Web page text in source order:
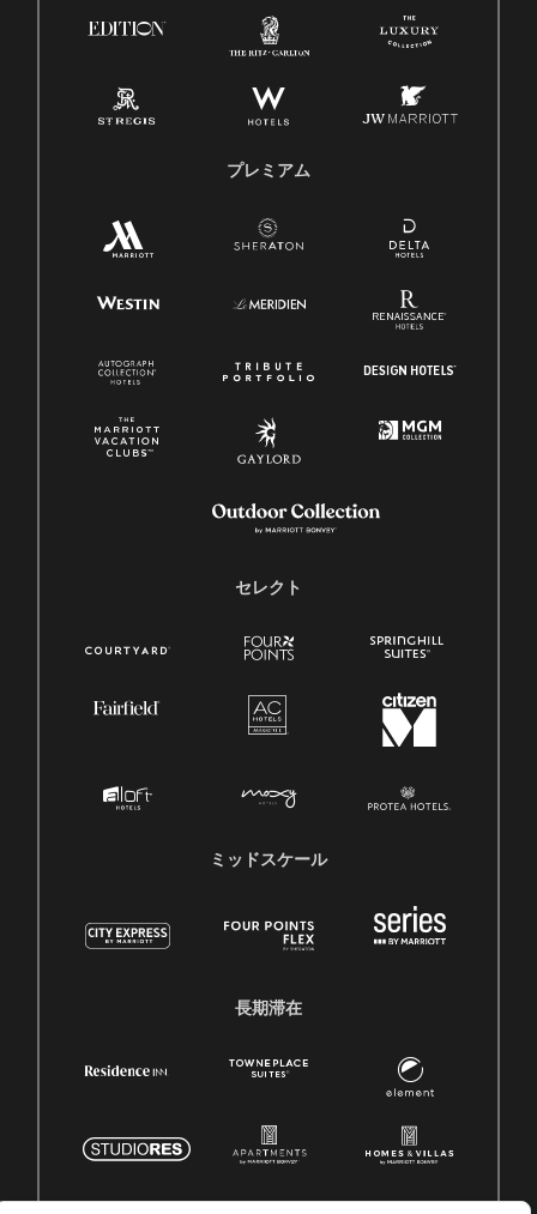
プレミアム
セレクト
ミッドスケール
長期滞在